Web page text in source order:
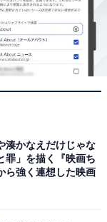
湊かなえだけじゃな
罪」を描く『映画ち
ら強く連想した映画